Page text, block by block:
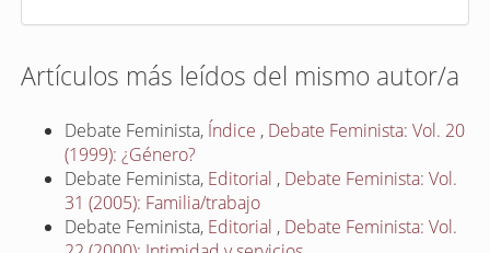
Artículos más leídos del mismo autor/a
Debate Feminista, Índice , Debate Feminista: Vol. 20
(1999): ¿Género?
Debate Feminista, Editorial , Debate Feminista: Vol.
31 (2005): Familia/trabajo
Debate Feminista, Editorial , Debate Feminista: Vol.